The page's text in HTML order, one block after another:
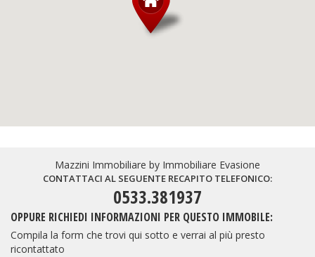
Mazzini Immobiliare by Immobiliare Evasione
CONTATTACI AL SEGUENTE RECAPITO TELEFONICO:
0533.381937
OPPURE RICHIEDI INFORMAZIONI PER QUESTO IMMOBILE:
Compila la form che trovi qui sotto e verrai al più presto
ricontattato